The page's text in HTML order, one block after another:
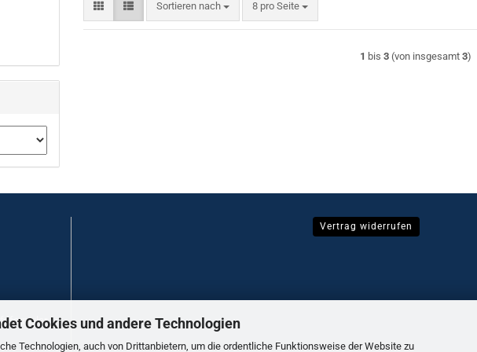
Cookies und andere Technologien
Technologien, auch von Drittanbietern, um die ordentliche Funktionsweise der Website zu
Sortieren nach
Sortieren nach 8 pro Seite
pro Seite
1 bis3 (von insgesamt3)
Vertrag widerrufen